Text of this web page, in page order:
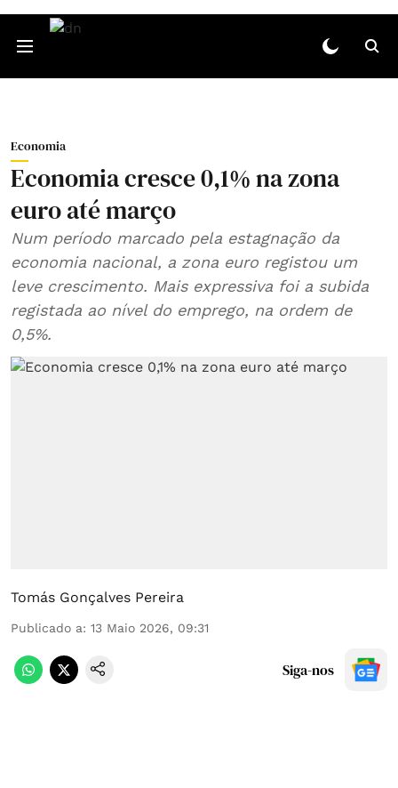
Economia
Economia cresce 0,1% na zona
euro até março
Num período marcado pela estagnação da
economia nacional, a zona euro registou um
leve crescimento. Mais expressiva foi a subida
registada ao nível do emprego, na ordem de
0,5%.
Tomás Gonçalves Pereira
Publicado a: 13 Maio 2026, 09:31
Siga-nos